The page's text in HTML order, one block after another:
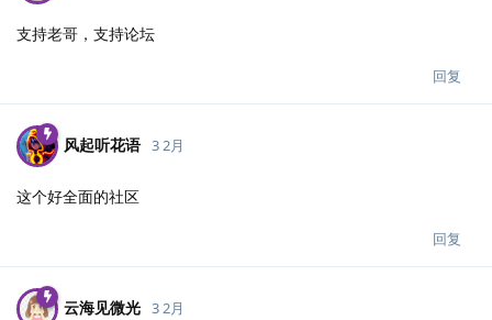
支持老哥，支持论坛
回复
风起听花语 3 2月
这个好全面的社区
回复
云海见微光 3 2月